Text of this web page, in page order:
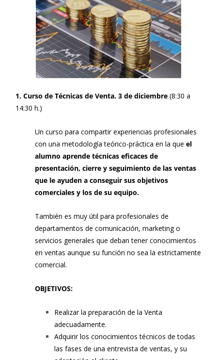
1. Curso de Técnicas de Venta. 3 de diciembre (8:30 a
14:30 h.)
Un curso para compartir experiencias profesionales
con una metodología teórico-práctica en la que el
alumno aprende técnicas eficaces de
presentación, cierre y seguimiento de las ventas
que le ayuden a conseguir sus objetivos
comerciales y los de su equipo.
También es muy útil para profesionales de
departamentos de comunicación, marketing o
servicios generales que deban tener conocimientos
en ventas aunque su función no sea la estrictamente
comercial.
OBJETIVOS:
Realizar la preparación de la Venta
adecuadamente.
Adquirir los conocimientos técnicos de todas
las fases de una entrevista de ventas, y su